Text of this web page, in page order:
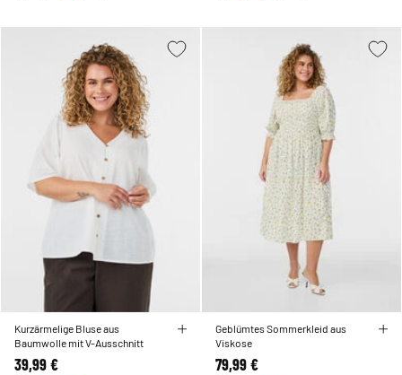
Kurzärmelige Bluse aus
Baumwolle mit V-Ausschnitt
39,99 €
Geblümtes Sommerkleid aus
Viskose
79,99 €